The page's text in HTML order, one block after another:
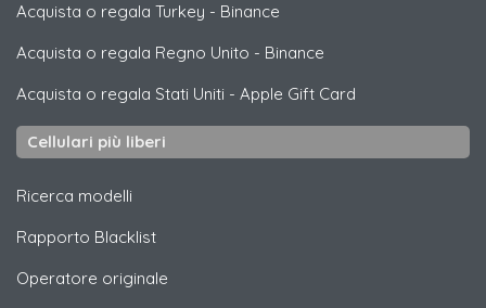
Acquista o regala Turkey - Binance
Acquista o regala Regno Unito - Binance
Acquista o regala Stati Uniti - Apple Gift Card
Cellulari più liberi
Ricerca modelli
Rapporto Blacklist
Operatore originale